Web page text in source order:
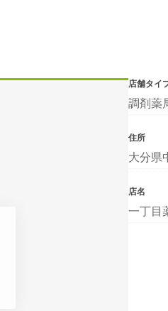
店舗タイ
調剤薬
住所
大分県
店名
一丁目